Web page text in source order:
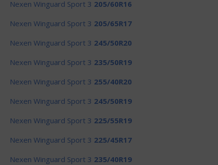
Nexen Winguard Sport 3 205/60R16
Nexen Winguard Sport 3 205/65R17
Nexen Winguard Sport 3 245/50R20
Nexen Winguard Sport 3 235/50R19
Nexen Winguard Sport 3 255/40R20
Nexen Winguard Sport 3 245/50R19
Nexen Winguard Sport 3 225/55R19
Nexen Winguard Sport 3 225/45R17
Nexen Winguard Sport 3 235/40R19